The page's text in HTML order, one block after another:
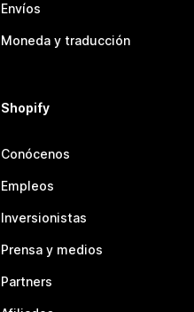
Envíos
Moneda y traducción
Shopify
Conócenos
Empleos
Inversionistas
Prensa y medios
Partners